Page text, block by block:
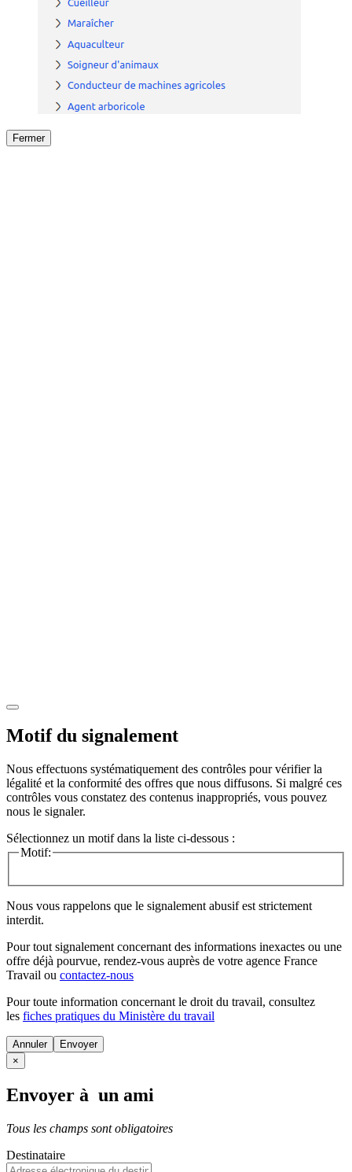
Fermer
Motif du signalement
Nous effectuons systématiquement des contrôles pour vérifier la
légalité et la conformité des offres que nous diffusons. Si malgré ces
contrôles vous constatez des contenus inappropriés, vous pouvez
nous le signaler.
Sélectionnez un motif dans la liste ci-dessous :
Motif:
Nous vous rappelons que le signalement abusif est strictement
interdit.
Pour tout signalement concernant des informations inexactes ou une
offre déjà pourvue, rendez-vous auprès de votre agence France
Travail ou contactez-nous
Pour toute information concernant le droit du travail, consultez
les fiches pratiques du Ministère du travail
Annuler
×
Envoyer à un ami
Tous les champs sont obligatoires
Destinataire